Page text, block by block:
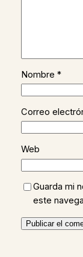
Nombre *
Correo
Web
Guarda mi
este